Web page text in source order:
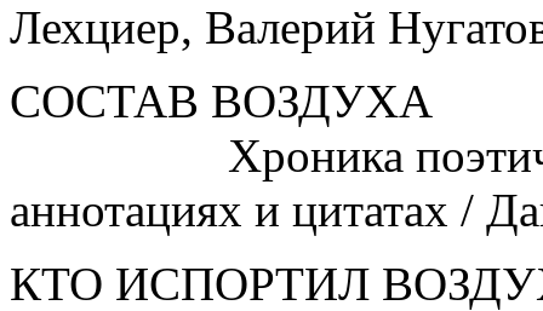
Лехциер, Валерий
СОСТАВ ВОЗДУХА
Хроника
аннотациях и цитатах /
КТО ИСПОРТИЛ